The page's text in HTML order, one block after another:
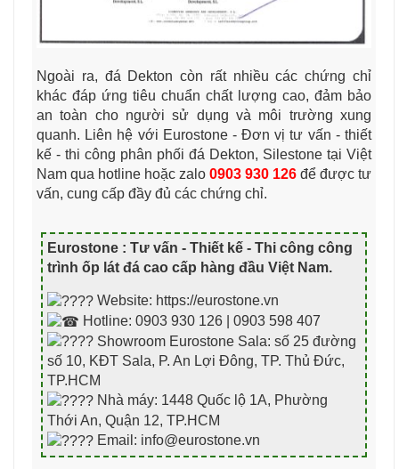
Ngoài ra, đá Dekton còn rất nhiều các chứng chỉ
khác đáp ứng tiêu chuẩn chất lượng cao, đảm bảo
an toàn cho người sử dụng và môi trường xung
quanh. Liên hệ với Eurostone - Đơn vị tư vấn - thiết
kế - thi công phân phối đá Dekton, Silestone tại Việt
Nam qua hotline hoặc zalo 0903 930 126 để được tư
vấn, cung cấp đầy đủ các chứng chỉ.
Eurostone : Tư vấn - Thiết kế - Thi công công
trình ốp lát đá cao cấp hàng đầu Việt Nam.
Website: https://eurostone.vn
Hotline: 0903 930 126 | 0903 598 407
Showroom Eurostone Sala: số 25 đường
số 10, KĐT Sala, P. An Lợi Đông, TP. Thủ Đức,
TP.HCM
Nhà máy: 1448 Quốc lộ 1A, Phường
Thới An, Quận 12, TP.HCM
Email: info@eurostone.vn